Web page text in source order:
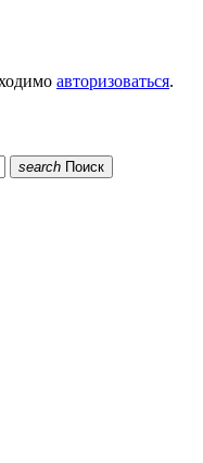
авторизоваться.
search Поиск